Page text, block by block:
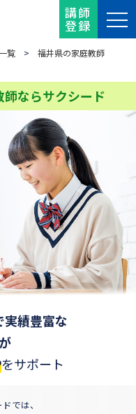
講師
登録
覧 > 福井県の家庭教師
ならサクシード
績豊富な
をサポート
では、